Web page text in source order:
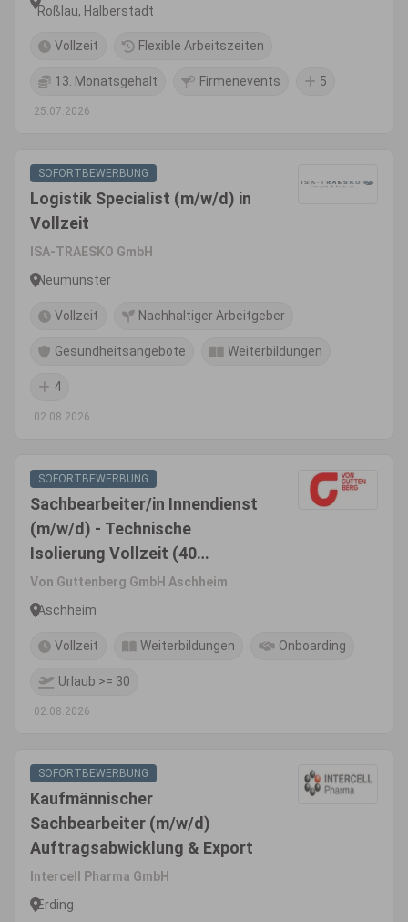
Roßlau, Halberstadt
Vollzeit Flexible Arbeitszeiten
13. Monatsgehalt Firmenevents 5
25.07.2026
SOFORTBEWERBUNG
Logistik Specialist (m/w/d) in
Vollzeit
ISA-TRAESKO GmbH
Neumünster
Vollzeit Nachhaltiger Arbeitgeber
Gesundheitsangebote Weiterbildungen
4
02.08.2026
SOFORTBEWERBUNG
Sachbearbeiter/in Innendienst
(m/w/d) - Technische
Isolierung Vollzeit (40
Stunden)
Von Guttenberg GmbH Aschheim
Aschheim
Vollzeit Weiterbildungen Onboarding
Urlaub >= 30
02.08.2026
SOFORTBEWERBUNG
Kaufmännischer
Sachbearbeiter (m/w/d)
Auftragsabwicklung & Export
Intercell Pharma GmbH
Erding